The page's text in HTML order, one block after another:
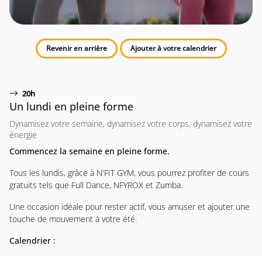
Revenir en arrière Ajouter à votre calendrier
20h
Un lundi en pleine forme
Dynamisez votre semaine, dynamisez votre corps, dynamisez votre
énergie
Commencez la semaine en pleine forme.
Tous les lundis, grâce à N'FIT GYM, vous pourrez profiter de cours
gratuits tels que Full Dance, NFYROX et Zumba.
Une occasion idéale pour rester actif, vous amuser et ajouter une
touche de mouvement à votre été.
Calendrier :